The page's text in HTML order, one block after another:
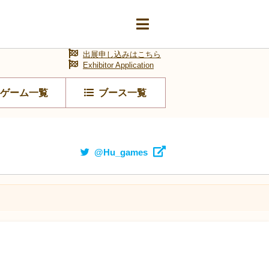
ゲーム一覧 ブース一覧
出展申し込みはこちら
Exhibitor Application
@Hu_games